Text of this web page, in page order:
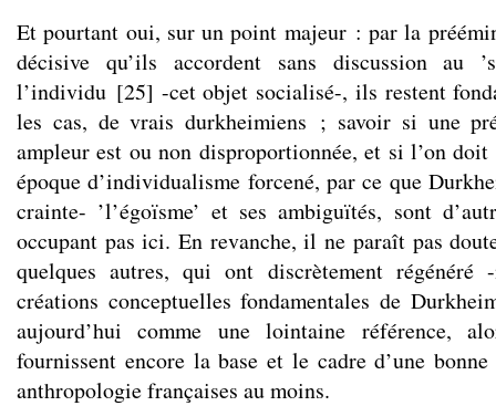
Et pourtant oui, sur un point majeur : par la
décisive qu’ils accordent sans discussion au
l’individu [25] -cet objet socialisé-, ils restent
les cas, de vrais durkheimiens ; savoir si une
ampleur est ou non disproportionnée, et si l’on
époque d’individualisme forcené, par ce que
crainte- ’l’égoïsme’ et ses ambiguïtés, sont
occupant pas ici. En revanche, il ne paraît pas
quelques autres, qui ont discrètement régénéré
créations conceptuelles fondamentales de
aujourd’hui comme une lointaine référence,
fournissent encore la base et le cadre d’une
anthropologie françaises au moins.